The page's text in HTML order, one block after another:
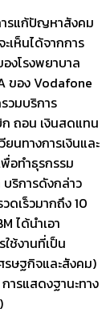
ารแก้ปัญหาสังคม
เห็นได้จากการ
งโรงพยาบาล
ของ Vodafone
วมบริการ
ถอน เงินสดแทน
ยนทางการเงินและ
อทำธุรกรรม
บริการดังกล่าว
ดเร็วมากถึง 10
ได้นำเอา
ช้งานที่เป็น
รษฐกิจและสังคม)
ารแสดงฐานะทาง